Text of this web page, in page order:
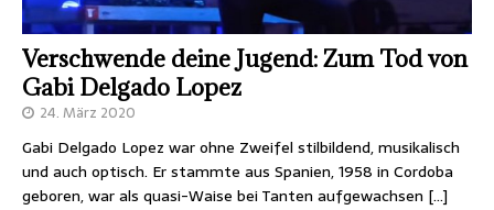
Verschwende deine Jugend: Zum Tod von
Gabi Delgado Lopez
24. März 2020
Gabi Delgado Lopez war ohne Zweifel stilbildend, musikalisch
und auch optisch. Er stammte aus Spanien, 1958 in Cordoba
geboren, war als quasi-Waise bei Tanten aufgewachsen […]